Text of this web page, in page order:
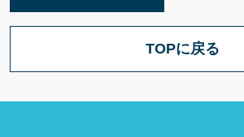
TOPに戻る